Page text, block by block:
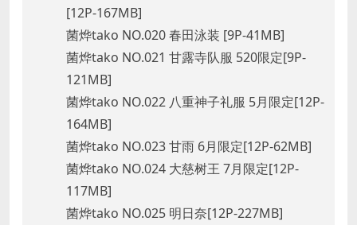
[12P-167MB]
菌烨tako NO.020 春田泳装 [9P-41MB]
菌烨tako NO.021 甘露寺队服 520限定[9P-
121MB]
菌烨tako NO.022 八重神子礼服 5月限定[12P-
164MB]
菌烨tako NO.023 甘雨 6月限定[12P-62MB]
菌烨tako NO.024 大慈树王 7月限定[12P-
117MB]
菌烨tako NO.025 明日奈[12P-227MB]